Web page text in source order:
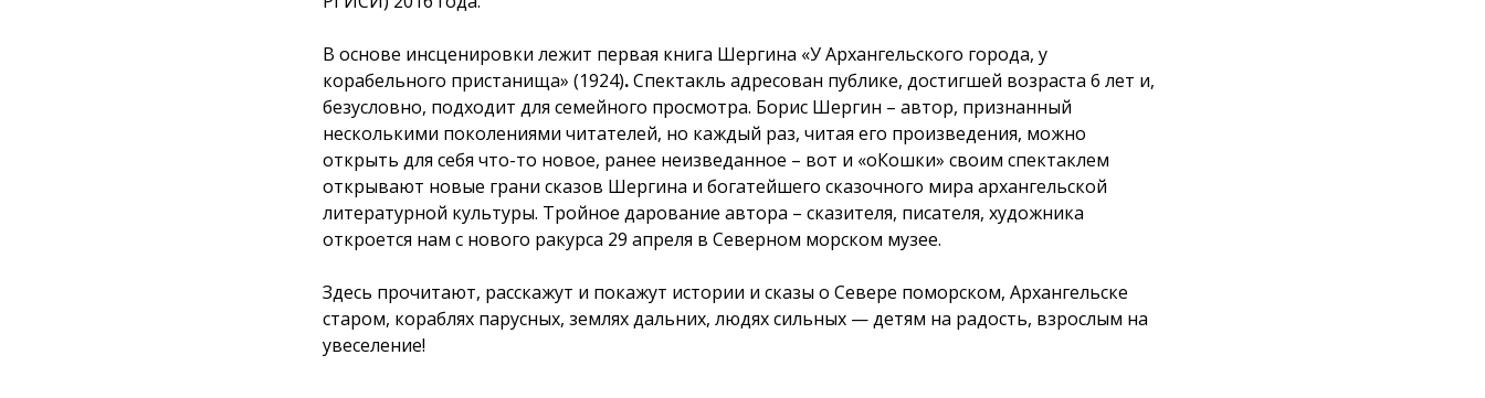
В основе инсценировки лежит первая книга Шергина «У Архангельского города, у
корабельного пристанища» (1924).Спектакль адресован публике, достигшей возраста 6 лет и,
безусловно, подходит для семейного просмотра. Борис Шергин – автор, признанный
несколькими поколениями читателей, но каждый раз, читая его произведения, можно
открыть для себя что-то новое, ранее неизведанное – вот и «оКошки» своим спектаклем
открывают новые грани сказов Шергина и богатейшего сказочного мира архангельской
литературной культуры. Тройное дарование автора – сказителя, писателя, художника
откроется нам с нового ракурса 29 апреля в Северном морском музее.
Здесь прочитают, расскажут и покажут истории и сказы о Севере поморском, Архангельске
старом, кораблях парусных, землях дальних, людях сильных — детям на радость, взрослым на
увеселение!